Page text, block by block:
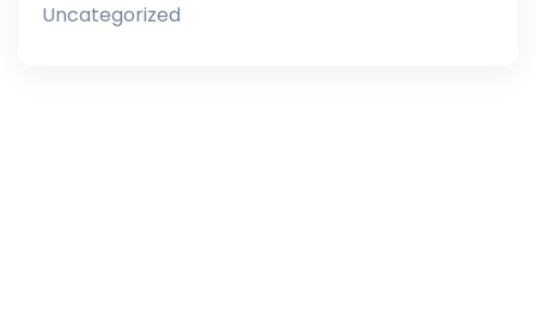
Uncategorized